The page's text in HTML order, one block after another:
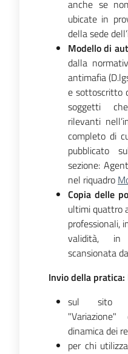
anche se
ubicate in
della sede
Modello di
dalla
antimafia
e sottoscritto
soggetti
rilevanti
completo di
pubblicato
sezione:
nel riquadro
Copia delle
ultimi quattro
professionali,
validità,
scansionata
Invio della pratica:
sul sito
dinamica dei
per chi